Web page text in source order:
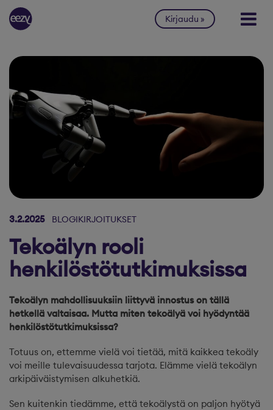
Siirry sisältöön
Kirjaudu
3.2.2025 BLOGIKIRJOITUKSET
Tekoälyn rooli
henkilöstötutkimuksissa
Tekoälyn mahdollisuuksiin liittyvä innostus on tällä
hetkellä valtaisaa. Mutta miten tekoälyä voi hyödyntää
henkilöstötutkimuksissa?
Totuus on, ettemme vielä voi tietää, mitä kaikkea tekoäly
voi meille tulevaisuudessa tarjota. Elämme vielä tekoälyn
arkipäiväistymisen alkuhetkiä.
Sen kuitenkin tiedämme, että tekoälystä on paljon hyötyä